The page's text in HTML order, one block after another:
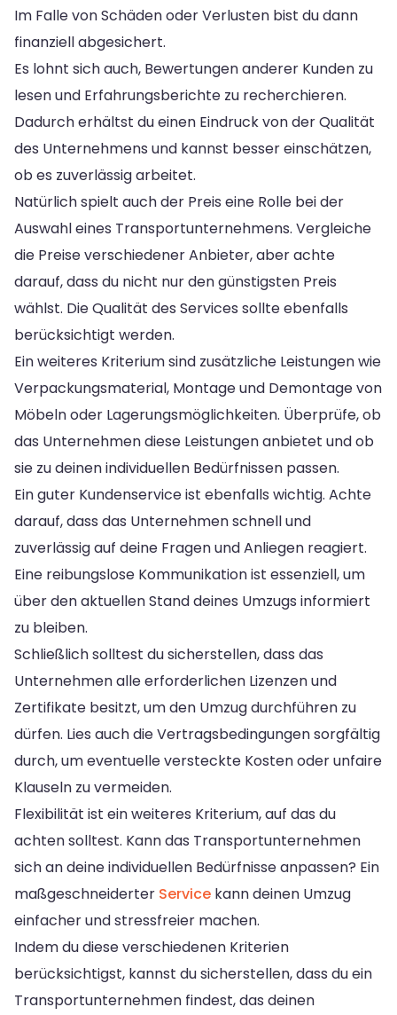
Im Falle von Schäden oder Verlusten bist du dann
finanziell abgesichert.
Es lohnt sich auch, Bewertungen anderer Kunden zu
lesen und Erfahrungsberichte zu recherchieren.
Dadurch erhältst du einen Eindruck von der Qualität
des Unternehmens und kannst besser einschätzen,
ob es zuverlässig arbeitet.
Natürlich spielt auch der Preis eine Rolle bei der
Auswahl eines Transportunternehmens. Vergleiche
die Preise verschiedener Anbieter, aber achte
darauf, dass du nicht nur den günstigsten Preis
wählst. Die Qualität des Services sollte ebenfalls
berücksichtigt werden.
Ein weiteres Kriterium sind zusätzliche Leistungen wie
Verpackungsmaterial, Montage und Demontage von
Möbeln oder Lagerungsmöglichkeiten. Überprüfe, ob
das Unternehmen diese Leistungen anbietet und ob
sie zu deinen individuellen Bedürfnissen passen.
Ein guter Kundenservice ist ebenfalls wichtig. Achte
darauf, dass das Unternehmen schnell und
zuverlässig auf deine Fragen und Anliegen reagiert.
Eine reibungslose Kommunikation ist essenziell, um
über den aktuellen Stand deines Umzugs informiert
zu bleiben.
Schließlich solltest du sicherstellen, dass das
Unternehmen alle erforderlichen Lizenzen und
Zertifikate besitzt, um den Umzug durchführen zu
dürfen. Lies auch die Vertragsbedingungen sorgfältig
durch, um eventuelle versteckte Kosten oder unfaire
Klauseln zu vermeiden.
Flexibilität ist ein weiteres Kriterium, auf das du
achten solltest. Kann das Transportunternehmen
sich an deine individuellen Bedürfnisse anpassen? Ein
maßgeschneiderter Service kann deinen Umzug
einfacher und stressfreier machen.
Indem du diese verschiedenen Kriterien
berücksichtigst, kannst du sicherstellen, dass du ein
Transportunternehmen findest, das deinen